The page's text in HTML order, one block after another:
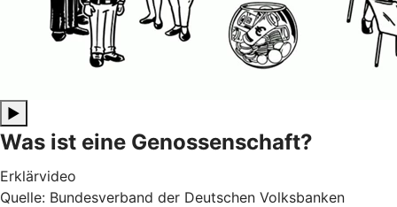
▶
Was ist eine Genossenschaft?
Erklärvideo
Quelle: Bundesverband der Deutschen Volksbanken